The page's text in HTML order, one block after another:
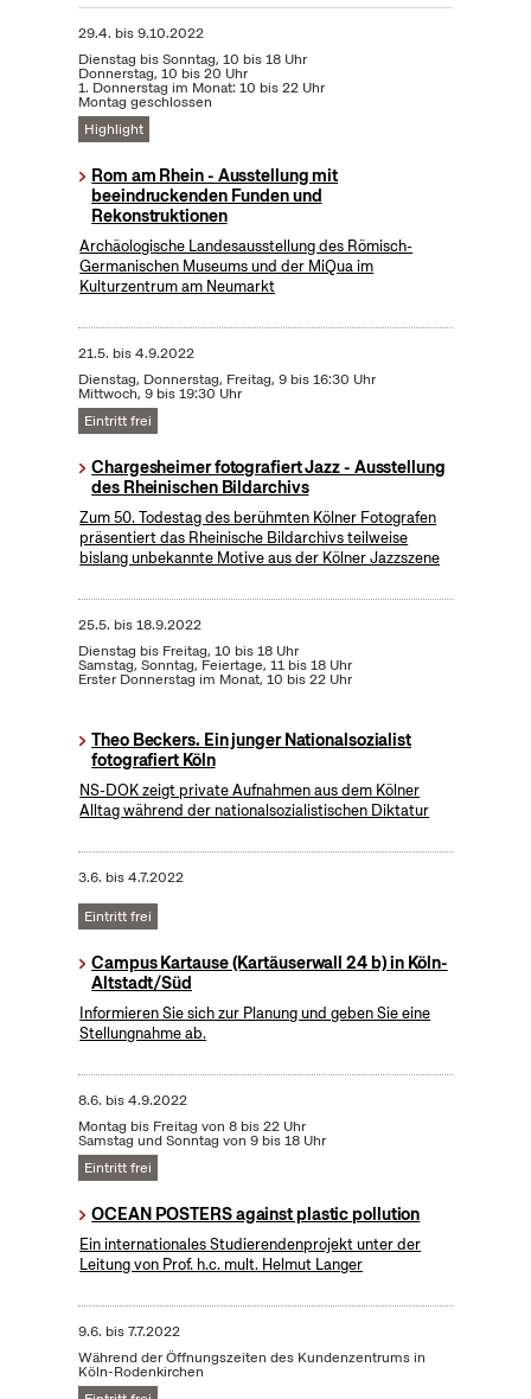
29.4. bis9.10.2022
Dienstag bis Sonntag, 10 bis 18 Uhr
Donnerstag, 10 bis 20 Uhr
1. Donnerstag im Monat: 10 bis 22 Uhr
Montag geschlossen
Highlight
Rom am Rhein - Ausstellung mit
beeindruckenden Funden und
Rekonstruktionen
Archäologische Landesausstellung des Römisch-
Germanischen Museums und der MiQua im
Kulturzentrum am Neumarkt
21.5. bis4.9.2022
Dienstag, Donnerstag, Freitag, 9 bis 16:30 Uhr
Mittwoch, 9 bis 19:30 Uhr
Eintritt frei
Chargesheimer fotografiert Jazz - Ausstellung
des Rheinischen Bildarchivs
Zum 50. Todestag des berühmten Kölner Fotografen
präsentiert das Rheinische Bildarchivs teilweise
bislang unbekannte Motive aus der Kölner Jazzszene
25.5. bis18.9.2022
Dienstag bis Freitag, 10 bis 18 Uhr
Samstag, Sonntag, Feiertage, 11 bis 18 Uhr
Erster Donnerstag im Monat, 10 bis 22 Uhr
Theo Beckers. Ein junger Nationalsozialist
fotografiert Köln
NS-DOK zeigt private Aufnahmen aus dem Kölner
Alltag während der nationalsozialistischen Diktatur
3.6. bis4.7.2022
Eintritt frei
Campus Kartause (Kartäuserwall 24 b) in Köln-
Altstadt/Süd
Informieren Sie sich zur Planung und geben Sie eine
Stellungnahme ab.
8.6. bis4.9.2022
Montag bis Freitag von 8 bis 22 Uhr
Samstag und Sonntag von 9 bis 18 Uhr
Eintritt frei
OCEAN POSTERS against plastic pollution
Ein internationales Studierendenprojekt unter der
Leitung von Prof. h.c. mult. Helmut Langer
9.6. bis7.7.2022
Während der Öffnungszeiten des Kundenzentrums in
Köln-Rodenkirchen